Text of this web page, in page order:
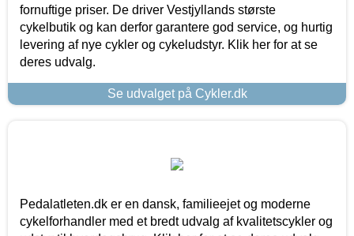
fornuftige priser. De driver Vestjyllands største
cykelbutik og kan derfor garantere god service, og hurtig
levering af nye cykler og cykeludstyr. Klik her for at se
deres udvalg.
Se udvalget på Cykler.dk
Pedalatleten.dk er en dansk, familieejet og moderne
cykelforhandler med et bredt udvalg af kvalitetscykler og